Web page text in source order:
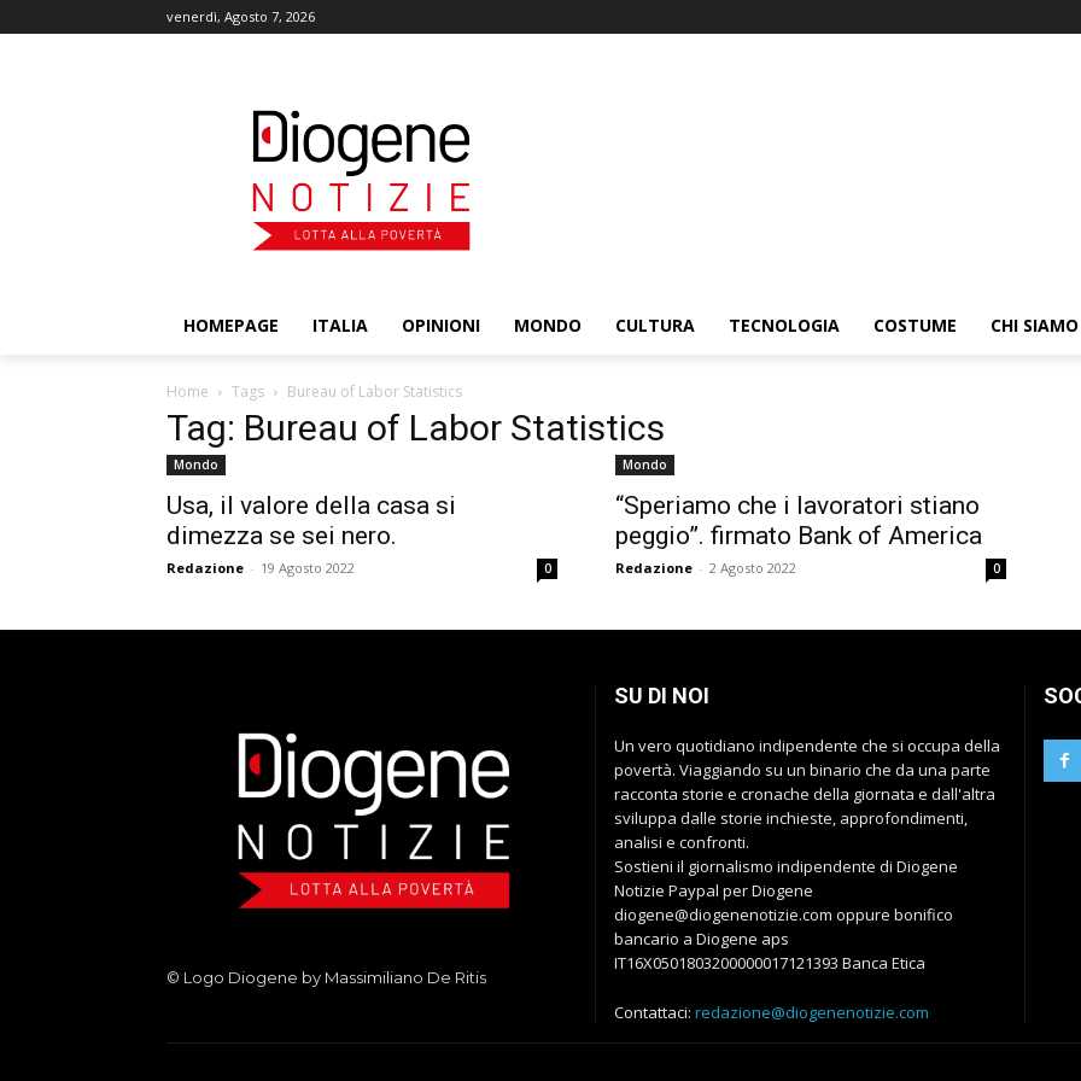
venerdì, Agosto 7, 2026
HOMEPAGE ITALIA OPINIONI MONDO CULTURA TECNOLOGIA COSTUME CHI SIAMO
Home Tags Bureau of Labor Statistics
Tag: Bureau of Labor Statistics
Mondo
Usa, il valore della casa si
dimezza se sei nero.
Redazione - 19 Agosto 2022 0
Mondo
“Speriamo che i lavoratori stiano
peggio”. firmato Bank of America
Redazione - 2 Agosto 2022 0
© Logo Diogene by Massimiliano De Ritis
SU DI NOI
Un vero quotidiano indipendente che si occupa della
povertà. Viaggiando su un binario che da una parte
racconta storie e cronache della giornata e dall'altra
sviluppa dalle storie inchieste, approfondimenti,
analisi e confronti.
Sostieni il giornalismo indipendente di Diogene
Notizie Paypal per Diogene
diogene@diogenenotizie.com oppure bonifico
bancario a Diogene aps
IT16X0501803200000017121393 Banca Etica
Contattaci: redazione@diogenenotizie.com